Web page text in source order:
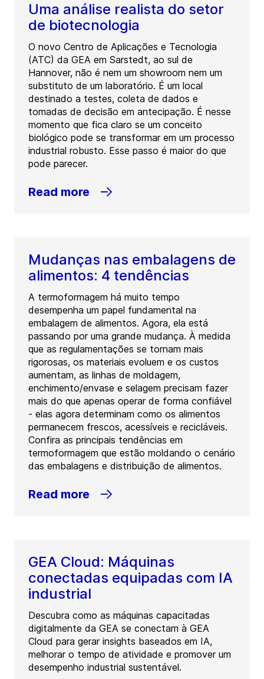
Uma análise realista do setor
de biotecnologia
O novo Centro de Aplicações e Tecnologia
(ATC) da GEA em Sarstedt, ao sul de
Hannover, não é nem um showroom nem um
substituto de um laboratório. É um local
destinado a testes, coleta de dados e
tomadas de decisão em antecipação. É nesse
momento que fica claro se um conceito
biológico pode se transformar em um processo
industrial robusto. Esse passo é maior do que
pode parecer.
Read more
Mudanças nas embalagens de
alimentos: 4 tendências
A termoformagem há muito tempo
desempenha um papel fundamental na
embalagem de alimentos. Agora, ela está
passando por uma grande mudança. À medida
que as regulamentações se tornam mais
rigorosas, os materiais evoluem e os custos
aumentam, as linhas de moldagem,
enchimento/envase e selagem precisam fazer
mais do que apenas operar de forma confiável
- elas agora determinam como os alimentos
permanecem frescos, acessíveis e recicláveis.
Confira as principais tendências em
termoformagem que estão moldando o cenário
das embalagens e distribuição de alimentos.
Read more
GEA Cloud: Máquinas
conectadas equipadas com IA
industrial
Descubra como as máquinas capacitadas
digitalmente da GEA se conectam à GEA
Cloud para gerar insights baseados em IA,
melhorar o tempo de atividade e promover um
desempenho industrial sustentável.